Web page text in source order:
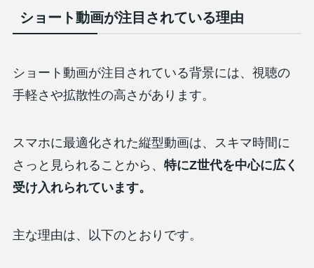
ショート動画が注目されている理由
ショート動画が注目されている背景には、視聴の
手軽さや拡散性の高さがあります。
スマホに最適化された縦型動画は、スキマ時間に
さっと見られることから、 特にZ世代を中心に広く
受け入れられています。
主な理由は、以下のとおりです。